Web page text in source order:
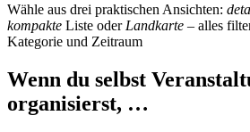
Wähle aus drei praktischen Ansichten:
kompakte Liste oder Landkarte – alles
Kategorie und Zeitraum
Wenn du selbst
organisierst, …